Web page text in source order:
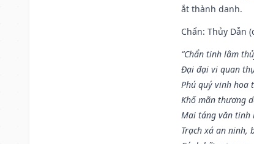
ắt thành danh.
Chẩn: Thủy Dẫn
“Chẩn tinh lâm
Đại đại vi quan
Phú quý vinh hoa
Khố mãn thương
Mai táng văn tinh
Trạch xá an ninh,